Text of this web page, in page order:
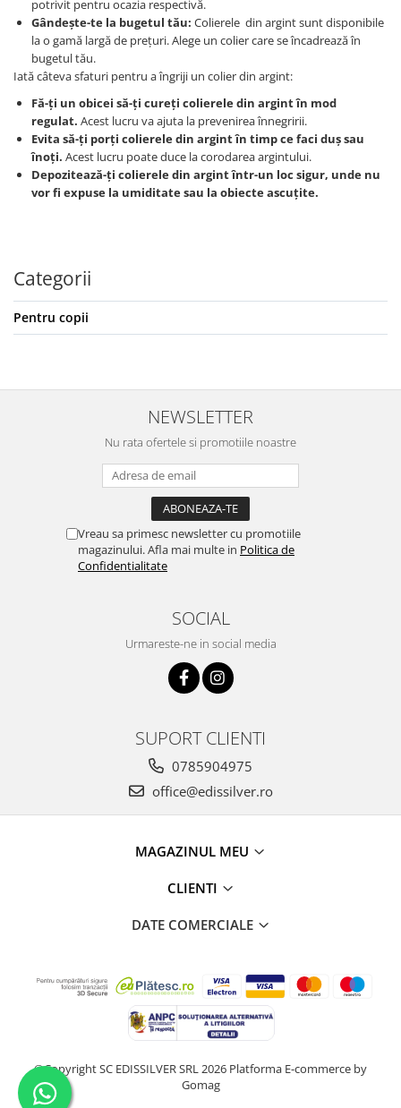
potrivit pentru ocazia respectivă.
Gândește-te la bugetul tău: Colierele din argint sunt disponibile
la o gamă largă de prețuri. Alege un colier care se încadrează în
bugetul tău.
Iată câteva sfaturi pentru a îngriji un colier din argint:
Fă-ți un obicei să-ți cureți colierele din argint în mod
regulat. Acest lucru va ajuta la prevenirea înnegririi.
Evita să-ți porți colierele din argint în timp ce faci duș sau
înoți. Acest lucru poate duce la corodarea argintului.
Depozitează-ți colierele din argint într-un loc sigur, unde nu
vor fi expuse la umiditate sau la obiecte ascuțite.
Categorii
Pentru copii
NEWSLETTER
Nu rata ofertele si promotiile noastre
Vreau sa primesc newsletter cu promotiile
magazinului. Afla mai multe in Politica de
Confidentialitate
SOCIAL
Urmareste-ne in social media
SUPORT CLIENTI
0785904975
office@edissilver.ro
MAGAZINUL MEU
CLIENTI
DATE COMERCIALE
©Copyright SC EDISSILVER SRL 2026 Platforma E-commerce by
Gomag